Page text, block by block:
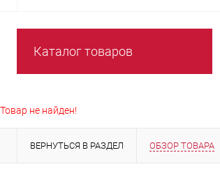
Каталог товаров
Товар не найден!
ВЕРНУТЬСЯ В РАЗДЕЛ ОБЗОР ТОВАРА